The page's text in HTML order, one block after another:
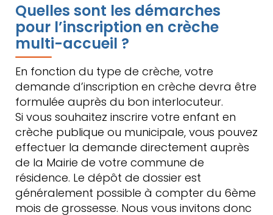
Quelles sont les démarches
pour l’inscription en crèche
multi-accueil ?
En fonction du type de crèche, votre
demande d’inscription en crèche devra être
formulée auprès du bon interlocuteur.
Si vous souhaitez inscrire votre enfant en
crèche publique ou municipale, vous pouvez
effectuer la demande directement auprès
de la Mairie de votre commune de
résidence. Le dépôt de dossier est
généralement possible à compter du 6ème
mois de grossesse. Nous vous invitons donc